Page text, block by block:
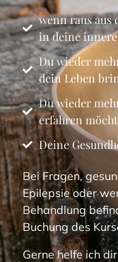
wenn raus aus
in deine
Du wieder
dein Leben
Du wieder
erfahren
Deine
Bei Fragen,
Epilepsie oder
Behandlung
Buchung des
Gerne helfe ich